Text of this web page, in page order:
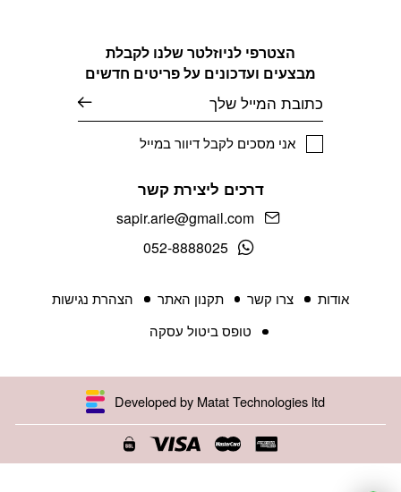
הצטרפי לניוזלטר שלנו לקבלת
מבצעים ועדכונים על פריטים חדשים
אני מסכים לקבל דיוור במייל
דרכים ליצירת קשר
sapir.arie@gmail.com
052-8888025
אודות צרו קשר תקנון האתר
הצהרת נגישות
טופס ביטול עסקה
Developed by Matat Technologies ltd